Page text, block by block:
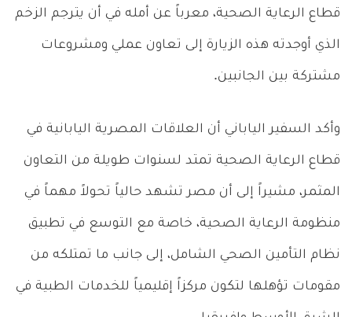
قطاع الرعاية الصحية، معرباً عن أمله في أن يترجم الزخم
الذي أوجدته هذه الزيارة إلى تعاون عملي ومشروعات
مشتركة بين الجانبين.
وأكد السفير الياباني أن العلاقات المصرية اليابانية في
قطاع الرعاية الصحية تمتد لسنوات طويلة من التعاون
المثمر، مشيراً إلى أن مصر تشهد حالياً تحولاً مهماً في
منظومة الرعاية الصحية، خاصة مع التوسع في تطبيق
نظام التأمين الصحي الشامل، إلى جانب ما تمتلكه من
مقومات تؤهلها لتكون مركزاً إقليمياً للخدمات الطبية في